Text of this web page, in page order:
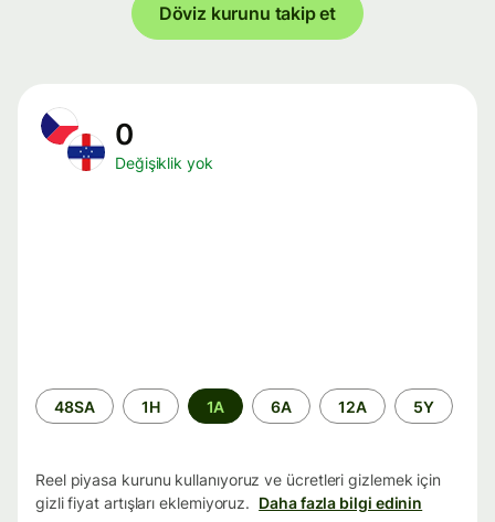
Döviz kurunu takip et
0
Değişiklik yok
Zaman
aralığı
48SA 1H 1A 6A 12A 5Y
Reel piyasa kurunu kullanıyoruz ve ücretleri gizlemek için
gizli fiyat artışları eklemiyoruz. Daha fazla bilgi edinin